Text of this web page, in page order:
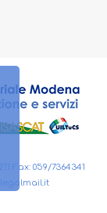
Fax: 059/7364341